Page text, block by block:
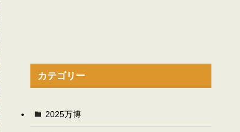
カテゴリー
2025万博